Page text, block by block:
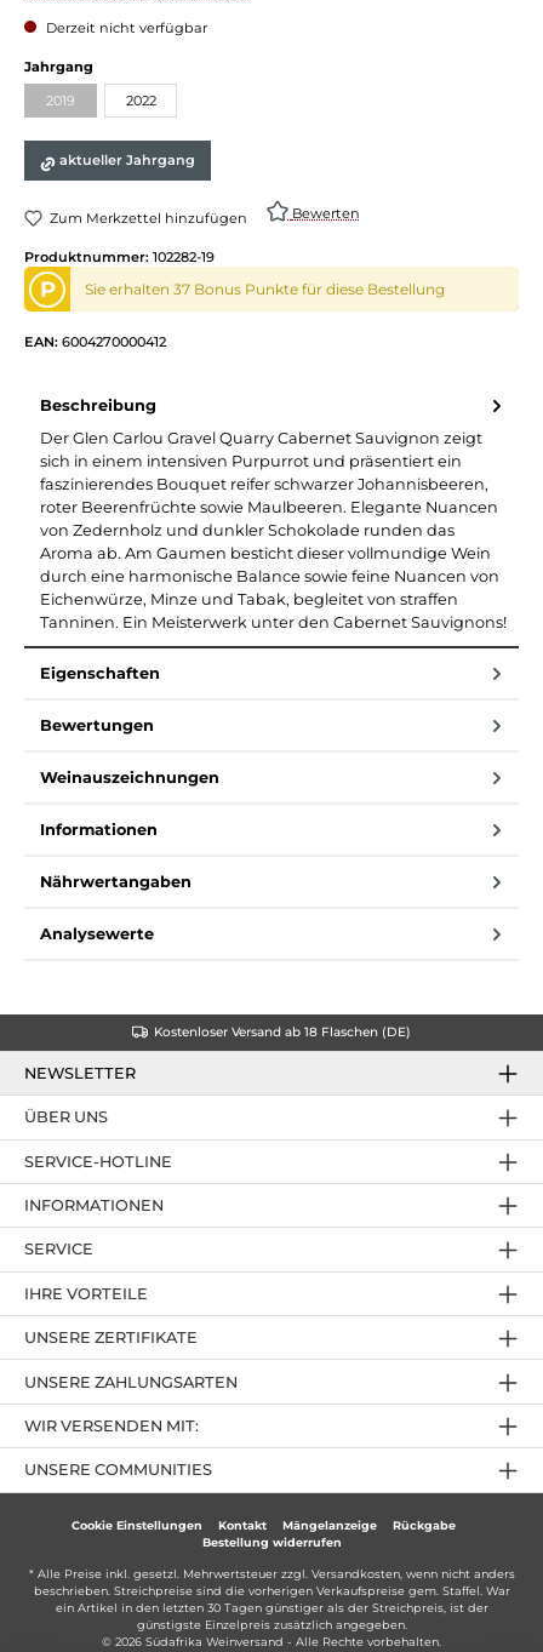
Derzeit nicht verfügbar
Jahrgang
2019 2022
aktueller Jahrgang
Zum Merkzettel hinzufügen Bewerten
Produktnummer: 102282-19
P Sie erhalten 37 Bonus Punkte für diese Bestellung
EAN: 6004270000412
Beschreibung
Der Glen Carlou Gravel Quarry Cabernet Sauvignon zeigt
sich in einem intensiven Purpurrot und präsentiert ein
faszinierendes Bouquet reifer schwarzer Johannisbeeren,
roter Beerenfrüchte sowie Maulbeeren. Elegante Nuancen
von Zedernholz und dunkler Schokolade runden das
Aroma ab. Am Gaumen besticht dieser vollmundige Wein
durch eine harmonische Balance sowie feine Nuancen von
Eichenwürze, Minze und Tabak, begleitet von straffen
Tanninen. Ein Meisterwerk unter den Cabernet Sauvignons!
Eigenschaften
Bewertungen
Weinauszeichnungen
Informationen
Nährwertangaben
Analysewerte
Kostenloser Versand ab 18 Flaschen (DE)
NEWSLETTER
SERVICE-HOTLINE
IHRE VORTEILE
UNSERE ZAHLUNGSARTEN
ÜBER UNS
UNSERE ZERTIFIKATE
INFORMATIONEN
SERVICE
UNSERE COMMUNITIES
WIR VERSENDEN MIT:
Cookie Einstellungen Kontakt Mängelanzeige
Rückgabe
Bestellung widerrufen
* Alle Preise inkl. gesetzl. Mehrwertsteuer zzgl. Versandkosten, wenn nicht anders
beschrieben. Streichpreise sind die vorherigen Verkaufspreise gem. Staffel. War
ein Artikel in den letzten 30 Tagen günstiger als der Streichpreis, ist der
günstigste Einzelpreis zusätzlich angegeben.
© 2026 Südafrika Weinversand - Alle Rechte vorbehalten.